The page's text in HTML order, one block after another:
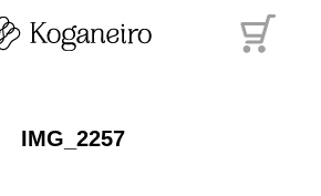
IMG_2257